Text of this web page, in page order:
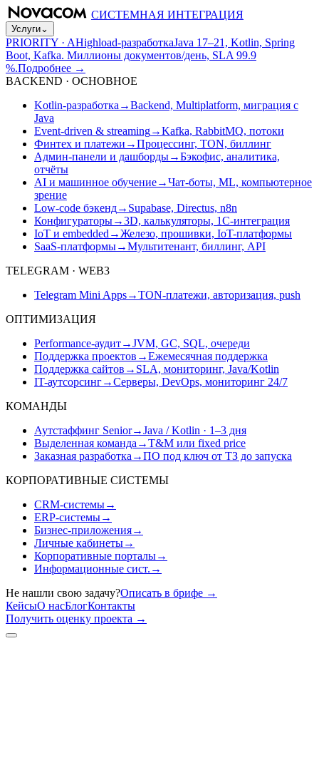
СИСТЕМНАЯ ИНТЕГРАЦИЯ
Услуги⌄
PRIORITY · AHighload-разработкаJava 17–21, Kotlin, Spring
Boot, Kafka. Миллионы документов/день, SLA 99.9
%.Подробнее →
BACKEND · ОСНОВНОЕ
Kotlin-разработка →Backend, Multiplatform, миграция с
Java
Event-driven & streaming→Kafka, RabbitMQ, потоки
Финтех и платежи →Процессинг, TON, биллинг
Админ-панели и дашборды→Бэкофис, аналитика,
отчёты
AI и машинное обучение→Чат-боты, ML, компьютерное
зрение
Low-code бэкенд→ Supabase, Directus, n8n
Конфигураторы→3D, калькуляторы, 1С-интеграция
IoT и embedded →Железо, прошивки, IoT-платформы
SaaS-платформы→Мультитенант, биллинг, API
TELEGRAM · WEB3
Telegram Mini Apps→TON-платежи, авторизация, push
ОПТИМИЗАЦИЯ
Performance-аудит→JVM, GC, SQL, очереди
Поддержка проектов →Ежемесячная поддержка
Поддержка сайтов → SLA, мониторинг, Java/Kotlin
IT-аутсорсинг→Серверы, DevOps, мониторинг 24/7
КОМАНДЫ
Аутстаффинг Senior→Java / Kotlin · 1–3 дня
Выделенная команда →T&M или fixed price
Заказная разработка →ПО под ключ от ТЗ до запуска
КОРПОРАТИВНЫЕ СИСТЕМЫ
CRM-системы→
ERP-системы→
Бизнес-приложения→
Личные кабинеты→
Корпоративные порталы→
Информационные сист. →
Не нашли свою задачу?Описать в брифе →
КейсыО насБлогКонтакты
Получить оценку проекта →